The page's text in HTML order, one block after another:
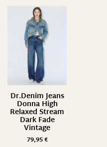
Dr.Denim Jeans
Donna High
Relaxed Stream
Dark Fade
Vintage
79,95€